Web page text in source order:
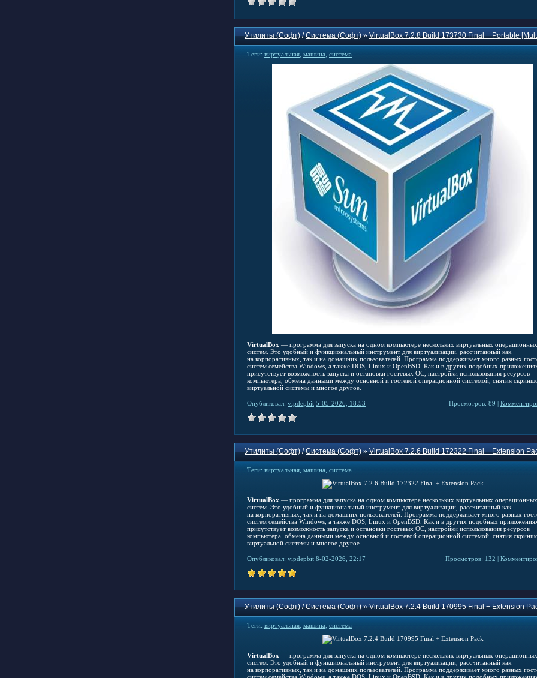
Утилиты (Софт)/Система (Софт)»VirtualBox 7.2.8 Build 173730 Final + Portable
Теги: виртуальная машина система
VirtualBox — программа для запуска на одном компьютере нескольких виртуальных операционных
систем. Это удобный и функциональный инструмент для виртуализации, рассчитанный как
на корпоративных, так и на домашних пользователей. Программа поддерживает много разных
систем семейства Windows, а также DOS, Linux и OpenBSD. Как и в других подобных
присутствует возможность запуска и остановки гостевых ОС, настройки использования ресурсов
компьютера, обмена данными между основной и гостевой операционной системой, снятия
виртуальной системы и многое другое.
Опубликовал: vipdepbit 5-05-2026, 18:53 Просмотров: 89 |
Утилиты (Софт)/Система (Софт)»VirtualBox 7.2.6 Build 172322 Final + Extension
Теги: виртуальная машина система
VirtualBox — программа для запуска на одном компьютере нескольких виртуальных операционных
систем. Это удобный и функциональный инструмент для виртуализации, рассчитанный как
на корпоративных, так и на домашних пользователей. Программа поддерживает много разных
систем семейства Windows, а также DOS, Linux и OpenBSD. Как и в других подобных
присутствует возможность запуска и остановки гостевых ОС, настройки использования ресурсов
компьютера, обмена данными между основной и гостевой операционной системой, снятия
виртуальной системы и многое другое.
Опубликовал: vipdepbit 8-02-2026, 22:17 Просмотров: 132 |
Утилиты (Софт)/Система (Софт)»VirtualBox 7.2.4 Build 170995 Final + Extension
Теги: виртуальная машина система
VirtualBox — программа для запуска на одном компьютере нескольких виртуальных операционных
систем. Это удобный и функциональный инструмент для виртуализации, рассчитанный как
на корпоративных, так и на домашних пользователей. Программа поддерживает много разных